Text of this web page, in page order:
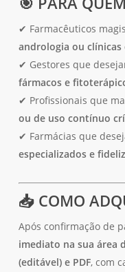
✔ Farmacêuticos
andrologia ou
✔ Gestores que
fármacos e
✔ Profissionais que
ou de uso contínuo
✔ Farmácias que
especializados e
📥 COMO
Após confirmação de
imediato na sua área
(editável) e PDF, com